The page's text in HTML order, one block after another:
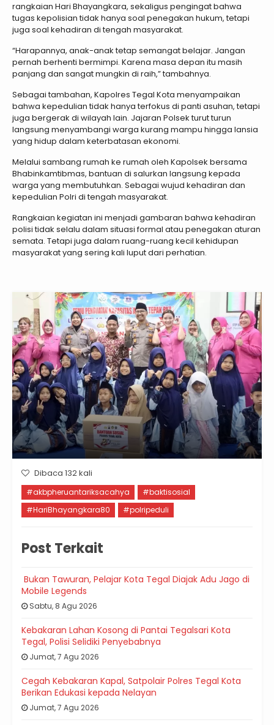
rangkaian Hari Bhayangkara, sekaligus pengingat bahwa
tugas kepolisian tidak hanya soal penegakan hukum, tetapi
juga soal kehadiran di tengah masyarakat.
“Harapannya, anak-anak tetap semangat belajar. Jangan
pernah berhenti bermimpi. Karena masa depan itu masih
panjang dan sangat mungkin di raih,” tambahnya.
Sebagai tambahan, Kapolres Tegal Kota menyampaikan
bahwa kepedulian tidak hanya terfokus di panti asuhan, tetapi
juga bergerak di wilayah lain. Jajaran Polsek turut turun
langsung menyambangi warga kurang mampu hingga lansia
yang hidup dalam keterbatasan ekonomi.
Melalui sambang rumah ke rumah oleh Kapolsek bersama
Bhabinkamtibmas, bantuan di salurkan langsung kepada
warga yang membutuhkan. Sebagai wujud kehadiran dan
kepedulian Polri di tengah masyarakat.
Rangkaian kegiatan ini menjadi gambaran bahwa kehadiran
polisi tidak selalu dalam situasi formal atau penegakan aturan
semata. Tetapi juga dalam ruang-ruang kecil kehidupan
masyarakat yang sering kali luput dari perhatian.
Dibaca 132 kali
#akbpheruantariksacahya
#baktisosial
#HariBhayangkara80
#polripeduli
Post Terkait
Bukan Tawuran, Pelajar Kota Tegal Diajak Adu Jago di
Mobile Legends
Sabtu, 8 Agu 2026
Kebakaran Lahan Kosong di Pantai Tegalsari Kota
Tegal, Polisi Selidiki Penyebabnya
Jumat, 7 Agu 2026
Cegah Kebakaran Kapal, Satpolair Polres Tegal Kota
Berikan Edukasi kepada Nelayan
Jumat, 7 Agu 2026